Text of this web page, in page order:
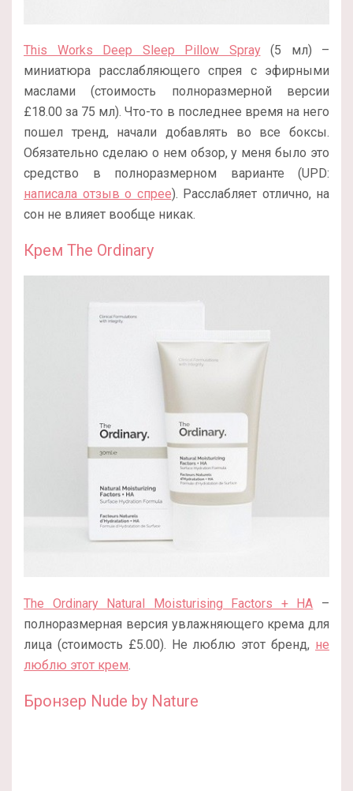
This Works Deep Sleep Pillow Spray(5 мл) –
миниатюра расслабляющего спрея с эфирными
маслами (стоимость полноразмерной версии
£18.00 за 75 мл). Что-то в последнее время на него
пошел тренд, начали добавлять во все боксы.
Обязательно сделаю о нем обзор, у меня было это
средство в полноразмерном варианте (UPD:
написала отзыв о спрее). Расслабляет отлично, на
сон не влияет вообще никак.
Крем The Ordinary
The Ordinary Natural Moisturising Factors + HA –
полноразмерная версия увлажняющего крема для
лица (стоимость £5.00). Не люблю этот бренд, не
люблю этот крем.
Бронзер Nude by Nature